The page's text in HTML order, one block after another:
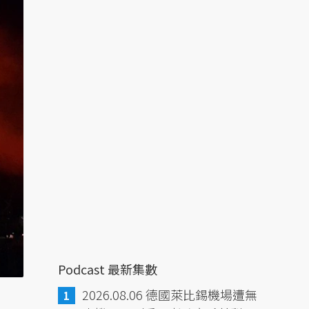
Podcast 最新集數
2026.08.06 德國萊比錫機場遭無